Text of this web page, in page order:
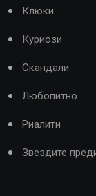
Клюки
Куриози
Скандали
Любопитно
Риалити
Звездите